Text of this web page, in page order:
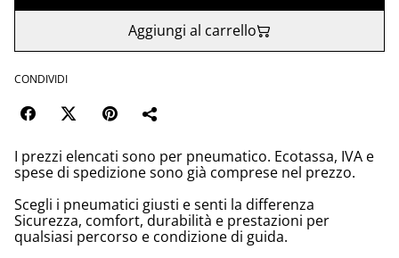
Aggiungi al carrello
CONDIVIDI
I prezzi elencati sono per pneumatico. Ecotassa, IVA e
spese di spedizione sono già comprese nel prezzo.
Scegli i pneumatici giusti e senti la differenza
Sicurezza, comfort, durabilità e prestazioni per
qualsiasi percorso e condizione di guida.